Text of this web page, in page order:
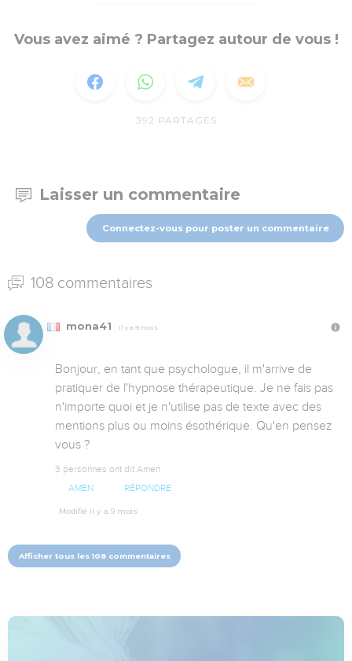
Vous avez aimé ? Partagez autour de vous !
392 PARTAGES
Laisser un commentaire
Connectez-vous pour poster un commentaire
108 commentaires
mona41 Il y a 9 mois
Bonjour, en tant que psychologue, il m'arrive de
pratiquer de l'hypnose thérapeutique. Je ne fais pas
n'importe quoi et je n'utilise pas de texte avec des
mentions plus ou moins ésothérique. Qu'en pensez
vous ?
3 personnes ont dit Amen
AMEN RÉPONDRE
Modifié il y a 9 mois
Afficher tous les 108 commentaires